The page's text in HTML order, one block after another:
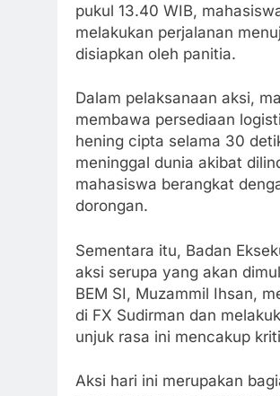
pukul 13.40 WIB,
melakukan perjalanan
disiapkan oleh panitia.
Dalam pelaksanaan aksi,
membawa persediaan
hening cipta selama 30
meninggal dunia akibat
mahasiswa berangkat
dorongan.
Sementara itu, Badan
aksi serupa yang akan
BEM SI, Muzammil Ihsan,
di FX Sudirman dan
unjuk rasa ini mencakup
Aksi hari ini merupakan